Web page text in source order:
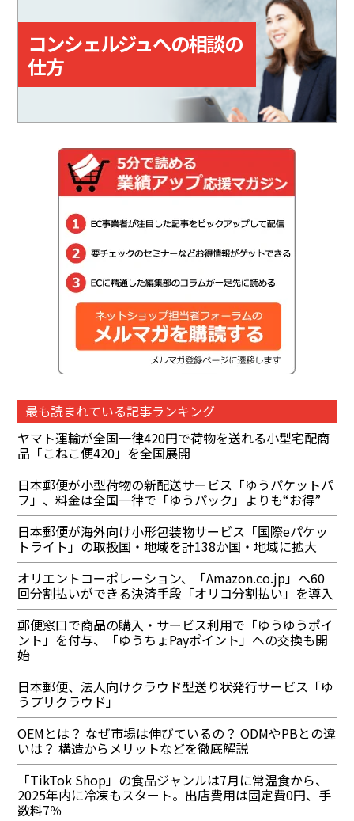
コンシェルジュへの相談の
仕方
最も読まれている記事ランキング
ヤマト運輸が全国一律420円で荷物を送れる小型宅配商
品「こねこ便420」を全国展開
日本郵便が小型荷物の新配送サービス「ゆうパケットパ
フ」、料金は全国一律で「ゆうパック」よりも“お得”
日本郵便が海外向け小形包装物サービス「国際eパケッ
トライト」の取扱国・地域を計138か国・地域に拡大
オリエントコーポレーション、「Amazon.co.jp」へ60
回分割払いができる決済手段「オリコ分割払い」を導入
郵便窓口で商品の購入・サービス利用で「ゆうゆうポイ
ント」を付与、「ゆうちょPayポイント」への交換も開
始
日本郵便、法人向けクラウド型送り状発行サービス「ゆ
うプリクラウド」
OEMとは？ なぜ市場は伸びているの？ ODMやPBとの違
いは？ 構造からメリットなどを徹底解説
「TikTok Shop」の食品ジャンルは7月に常温食から、
2025年内に冷凍もスタート。出店費用は固定費0円、手
数料7％